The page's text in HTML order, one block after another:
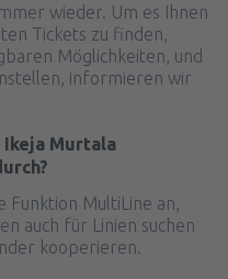
wieder. Um es Ihnen
Tickets zu finden,
Möglichkeiten, und
informieren wir
Murtala
MultiLine an,
auch für Linien suchen
kooperieren.